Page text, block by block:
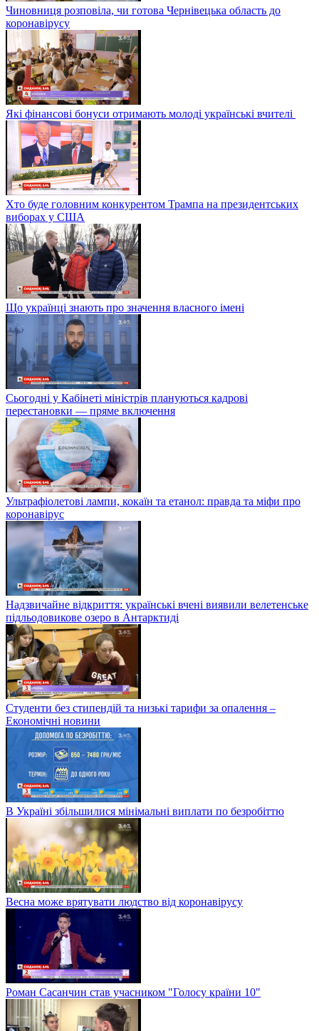
Чиновниця розповіла, чи готова Чернівецька область до
коронавірусу
Які фінансові бонуси отримають молоді українські вчителі
Хто буде головним конкурентом Трампа на президентських
виборах у США
Що українці знають про значення власного імені
Сьогодні у Кабінеті міністрів плануються кадрові
перестановки — пряме включення
Ультрафіолетові лампи, кокаїн та етанол: правда та міфи про
коронавірус
Надзвичайне відкриття: українські вчені виявили велетенське
підльодовикове озеро в Антарктиді
Студенти без стипендій та низькі тарифи за опалення –
Економічні новини
В Україні збільшилися мінімальні виплати по безробіттю
Весна може врятувати людство від коронавірусу
Роман Сасанчин став учасником "Голосу країни 10"